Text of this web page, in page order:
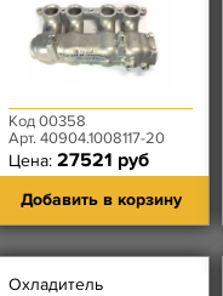
Код 00358
Арт. 40904.1008117-20
Цена: 27521 руб
Добавить в корзину
Охладитель